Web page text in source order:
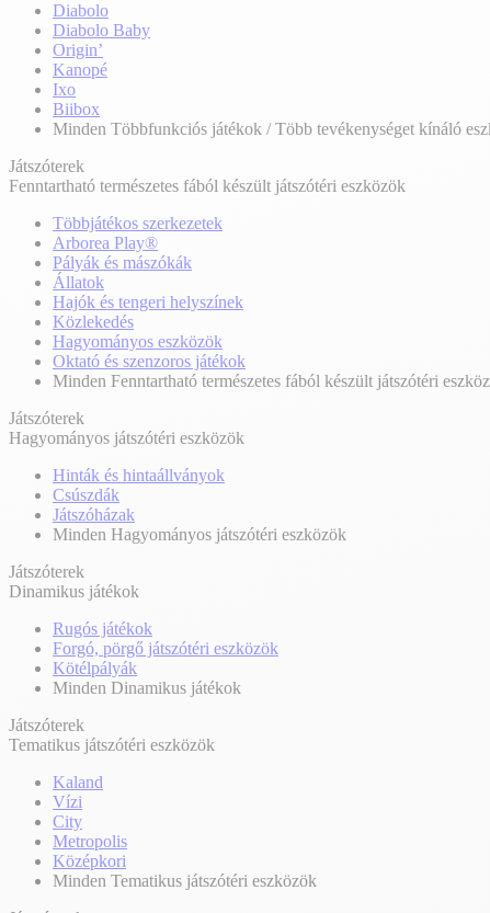
Diabolo
Diabolo Baby
Origin’
Kanopé
Ixo
Biibox
Minden Többfunkciós játékok / Több tevékenységet kínáló
Játszóterek
Fenntartható természetes fából készült játszótéri eszközök
Többjátékos szerkezetek
Arborea Play®
Pályák és mászókák
Állatok
Hajók és tengeri helyszínek
Közlekedés
Hagyományos eszközök
Oktató és szenzoros játékok
Minden Fenntartható természetes fából készült játszótéri
Játszóterek
Hagyományos játszótéri eszközök
Hinták és hintaállványok
Csúszdák
Játszóházak
Minden Hagyományos játszótéri eszközök
Játszóterek
Dinamikus játékok
Rugós játékok
Forgó, pörgő játszótéri eszközök
Kötélpályák
Minden Dinamikus játékok
Játszóterek
Tematikus játszótéri eszközök
Kaland
Vízi
City
Metropolis
Középkori
Minden Tematikus játszótéri eszközök